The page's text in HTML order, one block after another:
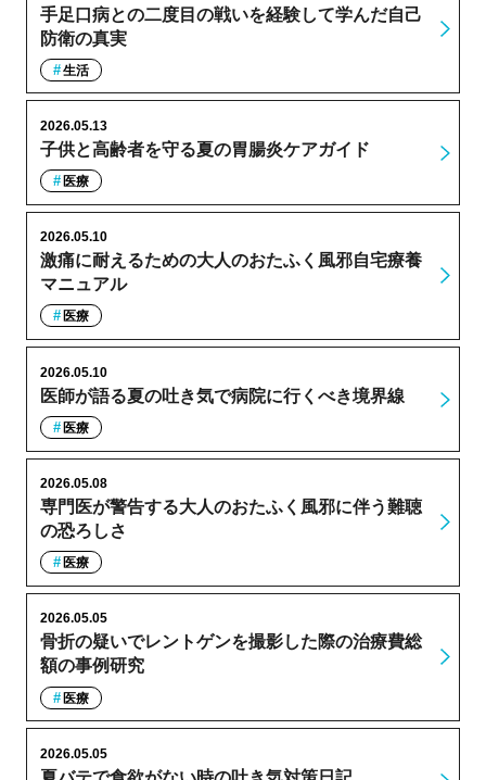
手足口病との二度目の戦いを経験して学んだ自己
防衛の真実
生活
子供と高齢者を守る夏の胃腸炎ケアガイド
2026.05.13
医療
激痛に耐えるための大人のおたふく風邪自宅療養
マニュアル
2026.05.10
医療
医師が語る夏の吐き気で病院に行くべき境界線
2026.05.10
医療
専門医が警告する大人のおたふく風邪に伴う難聴
の恐ろしさ
2026.05.08
医療
骨折の疑いでレントゲンを撮影した際の治療費総
額の事例研究
2026.05.05
医療
2026.05.05